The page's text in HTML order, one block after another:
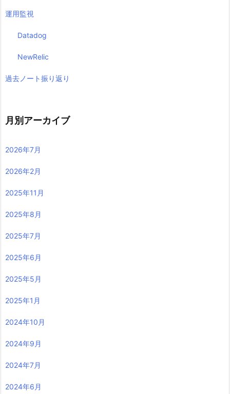
運用監視
Datadog
NewRelic
過去ノート振り返り
月別アーカイブ
2026年7月
2026年2月
2025年11月
2025年8月
2025年7月
2025年6月
2025年5月
2025年1月
2024年10月
2024年9月
2024年7月
2024年6月